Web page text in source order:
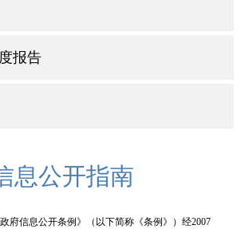
报告
息公开指南
政府信息公开条例》（以下简称《条例》）经2007